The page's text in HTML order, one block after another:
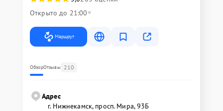
Открыто до 21:00
Маршрут
ОбзорОтзывы 210
Адрес
г. Нижнекамск, просп. Мира, 93Б